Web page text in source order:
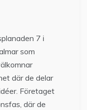
7 i
som
där de delar
Företaget
där de